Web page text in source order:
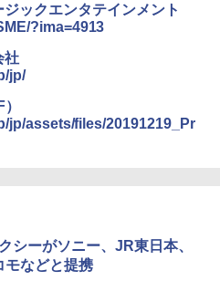
長期保存可能 緊急時用 日本国内発
わらか保冷剤 日本製 固まらない 1
2個セット (2個セット)
き】収納袋付き UVカット 防水 防災
iimono117 (ブルー)
ックエンタテインメント
?ima=4913
社
jp/
jp/assets/files/20191219_Pr
シーがソニー、JR東日本、
モなどと提携